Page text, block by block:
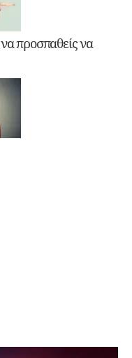
προσπαθείς να